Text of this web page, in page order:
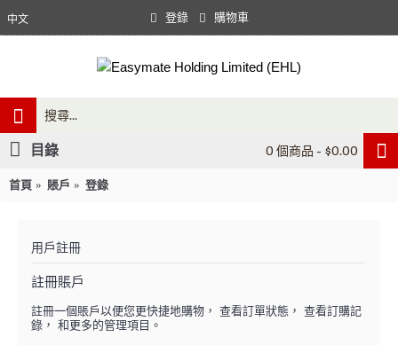
中文 登錄 購物車
0 個商品 - $0.00
目錄
首頁 賬戶 登錄
用戶註冊
註冊賬戶
註冊一個賬戶以便您更快捷地購物， 查看訂單狀態， 查看訂購記
錄， 和更多的管理項目。